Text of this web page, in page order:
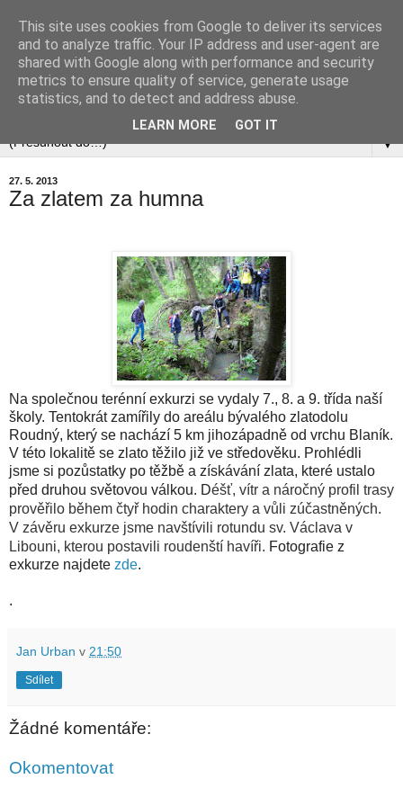
▼
27. 5. 2013
Za zlatem za humna
Na společnou terénní exkurzi se vydaly 7., 8. a 9. třída naší
školy. Tentokrát zamířily do areálu bývalého zlatodolu
Roudný, který se nachází 5 km jihozápadně od vrchu Blaník.
V této lokalitě se zlato těžilo již ve středověku. Prohlédli
jsme si pozůstatky po těžbě a získávání zlata, které ustalo
před druhou světovou válkou. Déšť, vítr a náročný profil trasy
prověřilo během čtyř hodin charaktery a vůli zúčastněných.
V závěru exkurze jsme navštívili rotundu sv. Václava v
Libouni, kterou postavili roudenští havíři. Fotografie z
exkurze najdete zde.
.
Jan Urban v 21:50
Sdílet
Žádné komentáře:
Okomentovat
This site uses cookies from Google to deliver its services
and to analyze traffic. Your IP address and user-agent are
shared with Google along with performance and security
metrics to ensure quality of service, generate usage
statistics, and to detect and address abuse.
LEARN MORE GOT IT